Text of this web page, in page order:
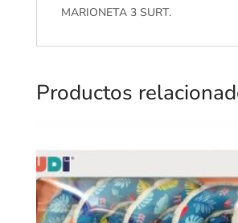
MARIONETA 3 SURT.
Productos